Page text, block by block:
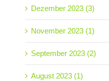
Dezember 2023 (3)
November 2023 (1)
September 2023 (2)
August 2023 (1)